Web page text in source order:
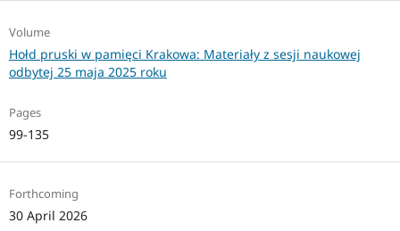
Volume
Hołd pruski w pamięci Krakowa: Materiały z sesji naukowej
odbytej 25 maja 2025 roku
Pages
99-135
Forthcoming
30 April 2026